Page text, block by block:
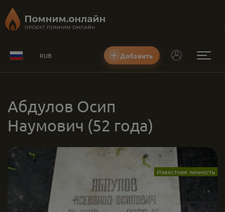
RUB Добавить
Абдулов Осип
Наумович (52 года)
Известная личность